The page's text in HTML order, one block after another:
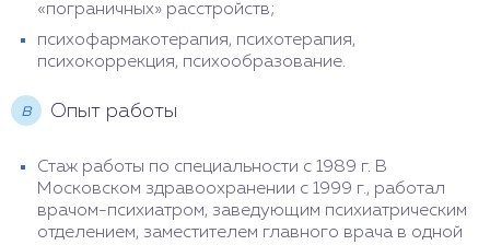
«пограничных» расстройств;
психофармакотерапия, психотерапия,
психокоррекция, психообразование.
в Опыт работы
Стаж работы по специальности с 1989 г. В
Московском здравоохранении с 1999 г., работал
врачом-психиатром, заведующим психиатрическим
отделением, заместителем главного врача в одной